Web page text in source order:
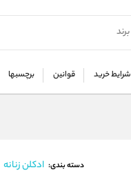
شرایط خرید قوانین برچسبها
دسته بندی: ادکلن زنانه